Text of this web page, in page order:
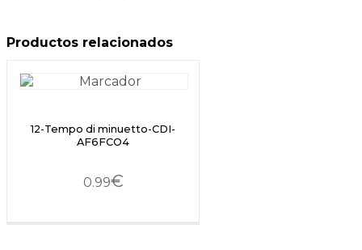
Productos relacionados
12-Tempo di minuetto-CDI-
AF6FCO4
0.99€